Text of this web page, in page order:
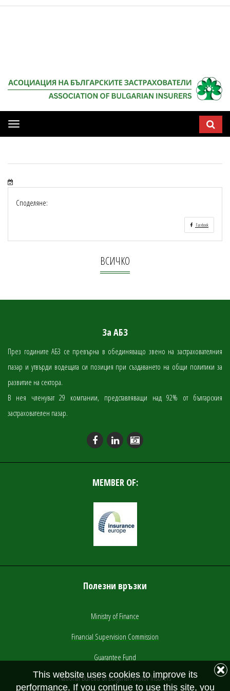
Мобилна
навигация
Споделяне:
Facebook
ВСИЧКО
За АБЗ
През годините АБЗ се превърна в обединяващо звено на застрахователния
пазар и утвърди водещата си позиция при създаването на общи политики за
развитие на сектора.
В нея членуват 29 компании, представляващи над 92% от българския
застрахователен пазар.
MEMBER OF:
Полезни връзки
Ministry of Finance
Financial Supervision Commission
Guarantee Fund
National Bureau of Bulgarian Motor Insurers
This website uses cookies to improve its
performance. If you continue to use this site, you